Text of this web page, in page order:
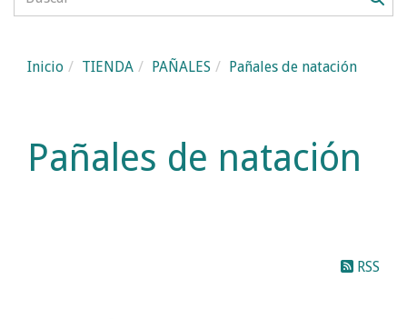
Inicio TIENDA PAÑALES Pañales de natación
Pañales de natación
RSS